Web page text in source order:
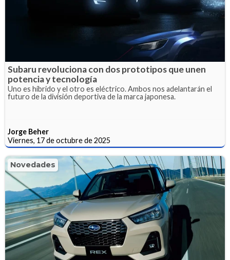
Subaru revoluciona con dos prototipos que unen
potencia y tecnología
Uno es híbrido y el otro es eléctrico. Ambos nos adelantarán el
futuro de la división deportiva de la marca japonesa.
Jorge Beher
Viernes, 17 de octubre de 2025
Novedades